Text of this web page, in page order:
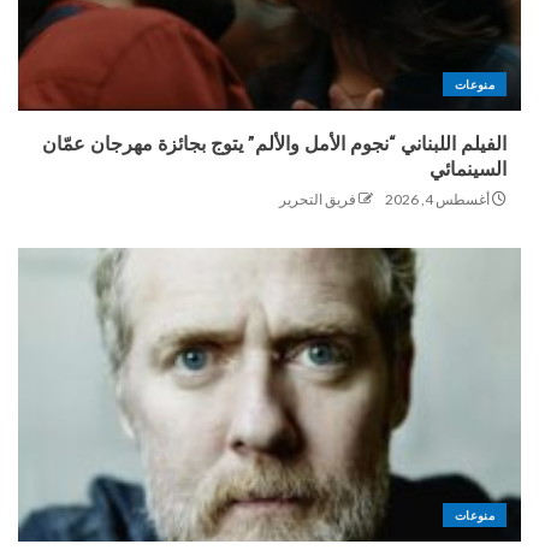
منوعات
الفيلم اللبناني “نجوم الأمل والألم” يتوج بجائزة مهرجان عمّان
السينمائي
أغسطس 4, 2026 فريق التحرير
منوعات